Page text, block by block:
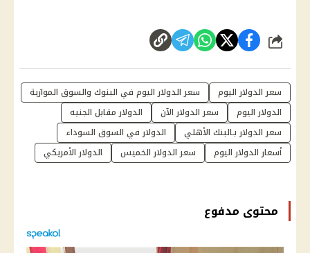
شارك
سعر الدولار اليوم
سعر الدولار اليوم في البنوك والسوق الموازية
الدولار اليوم
سعر الدولار الآن
الدولار مقابل الجنيه
سعر الدولار بـالبنك الأهلي
الدولار في السوق السوداء
أسعار الدولار اليوم
سعر الدولار الخميس الدولار الأمريكي
محتوى مدفوع